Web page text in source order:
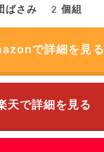
ばさみ 2個組
で詳細を見る
天で詳細を見る